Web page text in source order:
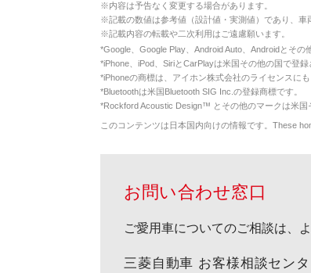
※内容は予告なく変更する場合があります。
※記載の数値は参考値（設計値・実測値）であり、車
※記載内容の転載や二次利用はご遠慮願います。
*Google、Google Play、Android Auto、Androidとそ
*iPhone、iPod、SiriとCarPlayは米国その他の国で登録
*iPhoneの商標は、アイホン株式会社のライセンスに
*Bluetoothは米国Bluetooth SIG Inc.の登録商標です。
*Rockford Acoustic Design™ とその他のマークは米国
このコンテンツは日本国内向けの情報です。These
お問い合わせ窓口
ご愛用車についてのご相談は、
三菱自動車 お客様相談セン